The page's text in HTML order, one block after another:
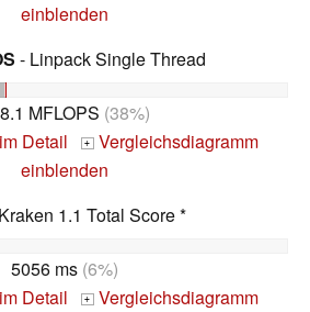
einblenden
- Linpack Single Thread
MFLOPS (38%)
Detail + Vergleichsdiagramm
einblenden
1.1 Total Score *
5056 ms (6%)
Detail + Vergleichsdiagramm